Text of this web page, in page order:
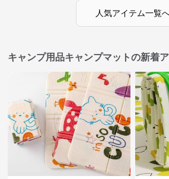
人気アイテム一覧
キャンプ用品キャンプマットの新着